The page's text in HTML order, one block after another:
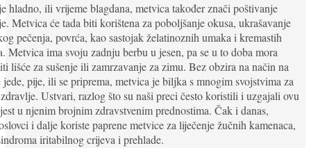
hladno, ili vrijeme blagdana, metvica također znači poštivanje
Metvica će tada biti korištena za poboljšanje okusa, ukrašavanje
pečenja, povrća, kao sastojak želatinoznih umaka i kremastih
Metvica ima svoju zadnju berbu u jesen, pa se u to doba mora
lišće za sušenje ili zamrzavanje za zimu. Bez obzira na način na
jede, pije, ili se priprema, metvica je biljka s mnogim svojstvima za
Ustvari, razlog što su naši preci često koristili i uzgajali ovu
u njenim brojnim zdravstvenim prednostima. Čak i danas,
i dalje koriste paprene metvice za liječenje žučnih kamenaca,
iritabilnog crijeva i prehlade.